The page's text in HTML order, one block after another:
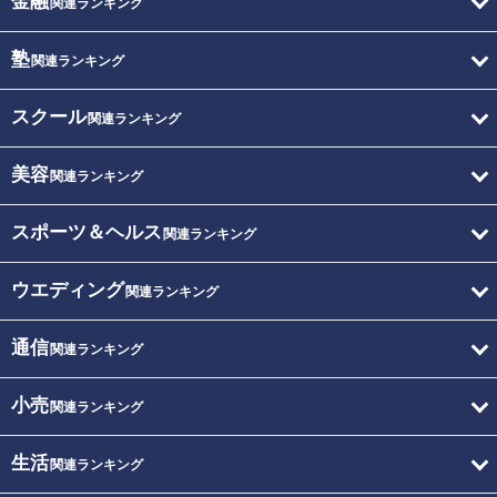
関連ランキング
塾関連ランキング
スクール関連ランキング
美容関連ランキング
スポーツ＆ヘルス 関連ランキング
ウエディング関連ランキング
通信関連ランキング
小売関連ランキング
生活関連ランキング